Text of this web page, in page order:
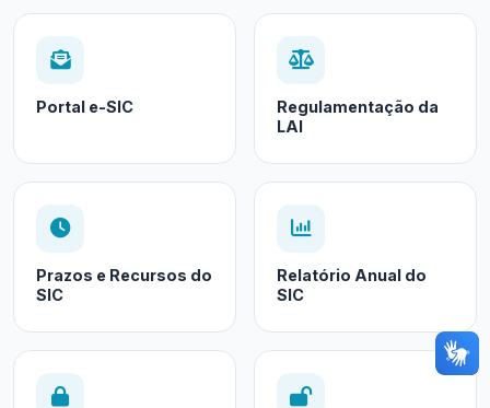
Portal e-SIC
Regulamentação da
LAI
Prazos e Recursos do
SIC
Relatório Anual do
SIC